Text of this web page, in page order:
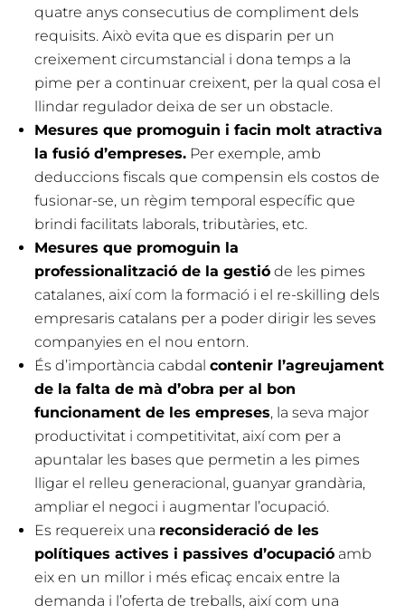
quatre anys consecutius de compliment dels
requisits. Això evita que es disparin per un
creixement circumstancial i dona temps a la
pime per a continuar creixent, per la qual cosa el
llindar regulador deixa de ser un obstacle.
Mesures que promoguin i facin molt atractiva
la fusió d’empreses. Per exemple, amb
deduccions fiscals que compensin els costos de
fusionar-se, un règim temporal específic que
brindi facilitats laborals, tributàries, etc.
Mesures que promoguin la
professionalització de la gestió de les pimes
catalanes, així com la formació i el re-skilling dels
empresaris catalans per a poder dirigir les seves
companyies en el nou entorn.
És d’importància cabdalcontenir l’agreujament
de la falta de mà d’obra per al bon
funcionament de les empreses, la seva major
productivitat i competitivitat, així com per a
apuntalar les bases que permetin a les pimes
lligar el relleu generacional, guanyar grandària,
ampliar el negoci i augmentar l’ocupació.
Es requereix una reconsideració de les
polítiques actives i passives d’ocupació amb
eix en un millor i més eficaç encaix entre la
demanda i l’oferta de treballs, així com una